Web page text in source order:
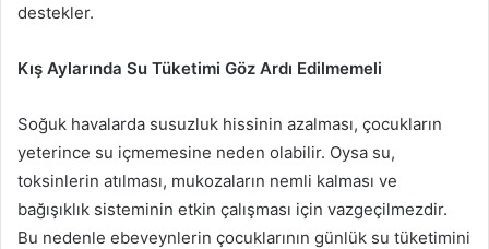
destekler.
Kış Aylarında Su Tüketimi Göz Ardı Edilmemeli
Soğuk havalarda susuzluk hissinin azalması, çocukların
yeterince su içmemesine neden olabilir. Oysa su,
toksinlerin atılması, mukozaların nemli kalması ve
bağışıklık sisteminin etkin çalışması için vazgeçilmezdir.
Bu nedenle ebeveynlerin çocuklarının günlük su tüketimini